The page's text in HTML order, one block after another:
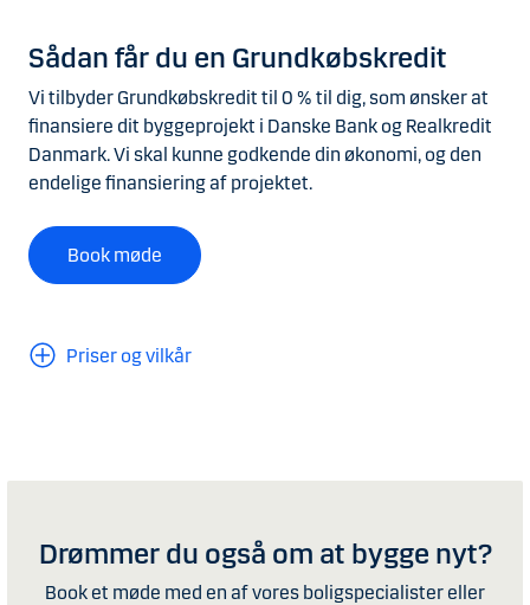
Sådan får du en Grundkøbskredit
Vi tilbyder Grundkøbskredit til 0 % til dig, som ønsker at
finansiere dit byggeprojekt i Danske Bank og Realkredit
Danmark. Vi skal kunne godkende din økonomi, og den
endelige finansiering af projektet.
Book møde
Priser og vilkår
Drømmer du også om at bygge nyt?
Book et møde med en af vores boligspecialister eller